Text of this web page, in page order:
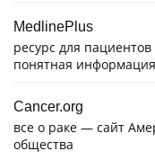
MedlinePlus
ресурс для
понятная
Cancer.org
все о раке — сайт
общества